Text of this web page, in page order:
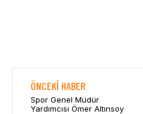
ÖNCEKI HABER
Spor Genel Müdür
Yardımcısı Ömer Altınsoy